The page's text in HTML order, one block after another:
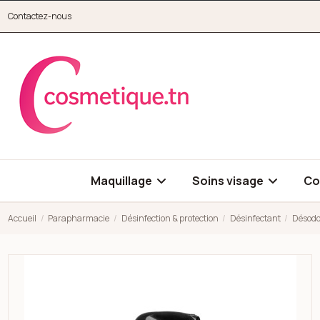
Contactez-nous
Maquillage Soins visage
Accueil Parapharmacie Désinfection & protection Désinfectant